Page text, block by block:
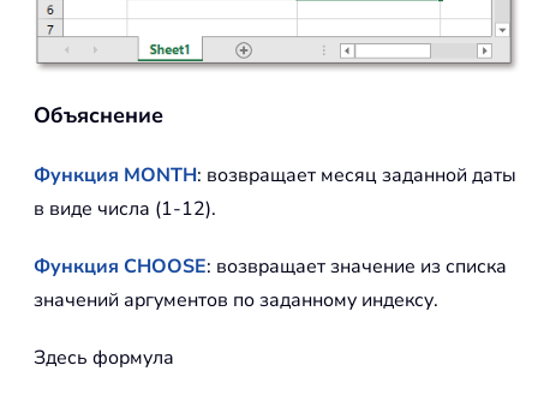
Объяснение
Функция MONTH: возвращает месяц заданной даты
в виде числа (1-12).
Функция CHOOSE: возвращает значение из списка
значений аргументов по заданному индексу.
Здесь формула